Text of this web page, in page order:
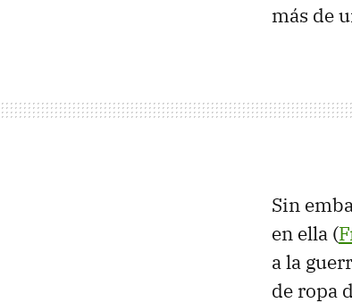
más de
Sin
en ella (
a la
de ropa